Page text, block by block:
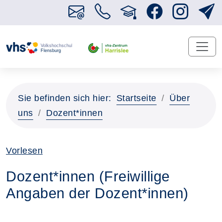
Sie befinden sich hier: Startseite
Über
uns
Dozent*innen
Vorlesen
Dozent*innen (Freiwillige
Angaben der Dozent*innen)